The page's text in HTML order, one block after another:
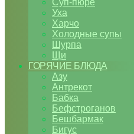
Суп-пюре
Уха
Харчо
Холодные супы
Шурпа
Щи
ГОРЯЧИЕ БЛЮДА
Азу
Антрекот
Бабка
Бефстроганов
Бешбармак
Бигус